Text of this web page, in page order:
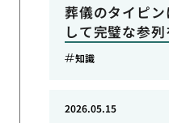
葬儀のタイピ
して完璧な参
知識
2026.05.15